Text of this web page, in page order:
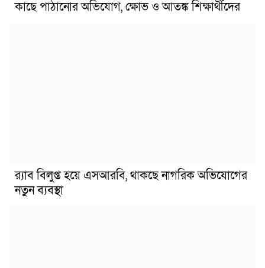
কাছে পাঠানোর অভিযোগ, ক্ষোভ ও আতঙ্ক শিক্ষার্থীদের
র‍্যাব বিলুপ্ত হয়ে এসআরবি, থাকছে নাগরিক অভিযোগের
নতুন ব্যবস্থা